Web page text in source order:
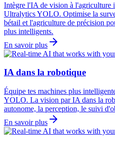
Intègre l'IA de vision à l'agriculture
Ultralytics YOLO. Optimise la
bétail et l'agriculture de précision
plus intelligents.
En savoir plus
IA dans la robotique
Équipe tes machines plus
YOLO. La vision par IA dans la
autonome, la perception, le suivi
En savoir plus